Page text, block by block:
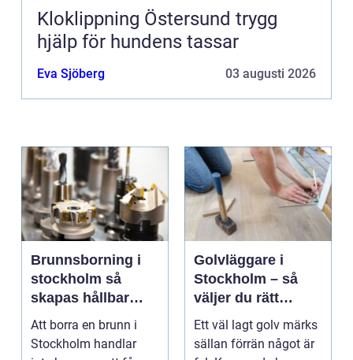
Kloklippning Östersund trygg
hjälp för hundens tassar
Eva Sjöberg 03 augusti 2026
Brunnsborning i
stockholm så
skapas hållbar
tillgång till vatten
och energi
Att borra en brunn i
Stockholm handlar
Golvläggare i
Stockholm – så
väljer du rätt
hantverkare för
hållbara golv
Ett väl lagt golv märks
sällan förrän något är